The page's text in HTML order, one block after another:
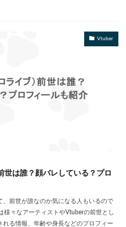
Vtuber
世は誰？顔バレしている？プロ
、前世が誰なのか気になる人もいるので
様々なアーティストやVtuberの前世とし
る情報、年齢や身長などのプロフィー